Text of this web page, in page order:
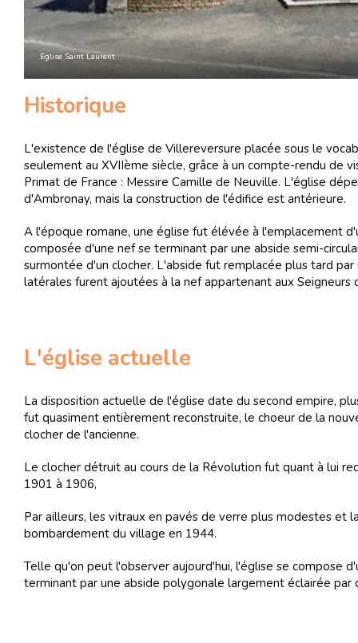
Eglise Saint Laurent
Historique
L'existence de l'église de Villereversure placée sous le
seulement au XVIIème siècle, grâce à un compte-rendu de
Primat de France : Messire Camille de Neuville. L'église
d'Ambronay, mais la construction de l'édifice est antérieure.
A l'époque romane, une église fut élévée à l'emplacement
composée d'une nef se terminant par une abside semi-
surmontée d'un clocher. L'abside fut remplacée plus tard
latérales furent ajoutées à la nef appartenant aux
L'église actuelle
La disposition actuelle de l'église date du second empire,
fut quasiment entièrement reconstruite, le choeur de la
clocher de l'ancienne.
Le clocher détruit au cours de la Révolution fut quant à lui
1901 à 1906,
Par ailleurs, les vitraux en pavés de verre plus modestes et
bombardement du village en 1944.
Telle qu'on peut l'observer aujourd'hui, l'église se compose
terminant par une abside polygonale largement éclairée par